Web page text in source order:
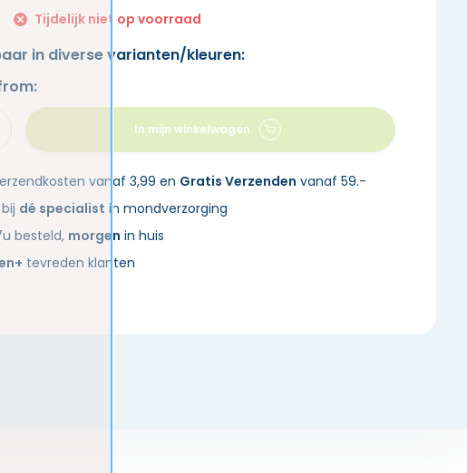
Tijdelijk niet op voorraad
in diverse varianten/kleuren:
In mijn winkelwagen
vanaf 3,99 en Gratis Verzenden vanaf 59.-
dé specialist in mondverzorging
besteld, morgen in huis
tevreden klanten